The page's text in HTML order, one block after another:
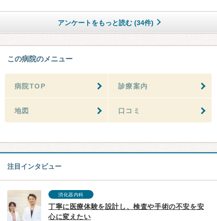
アンケートをもっと読む (34件)
この病院のメニュー
病院TOP 診療案内
地図 口コミ
注目インタビュー
消化器内科
丁寧に医療体験を設計し、検査や手術の不安を安
心に変えたい